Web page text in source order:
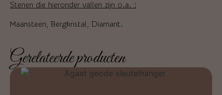
Stenen die hieronder vallen zijn o.a. :
Maansteen, Bergkristal, Diamant.
Gerelateerde producten